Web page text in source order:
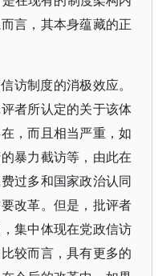
言，其本身蕴藏的正
访制度的消极效应。
者所认定的关于该体
，而且相当严重，如
暴力截访等，由此在
过多和国家政治认同
改革。但是，批评者
集中体现在党政信访
较而言，具有更多的